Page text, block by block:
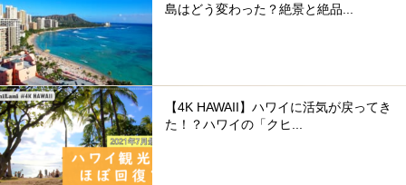
島はどう変わった？絶景と絶品...
【4K HAWAII】ハワイに活気が戻ってき
た！？ハワイの「クヒ...